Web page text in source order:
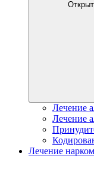
Лечение
Лечение
Лечение